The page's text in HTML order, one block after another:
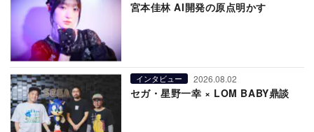
宮本佳林 AI開発の原点明かす
インタビュー 2026.08.02
セガ・星野一幸 × LOM BABY鼎談